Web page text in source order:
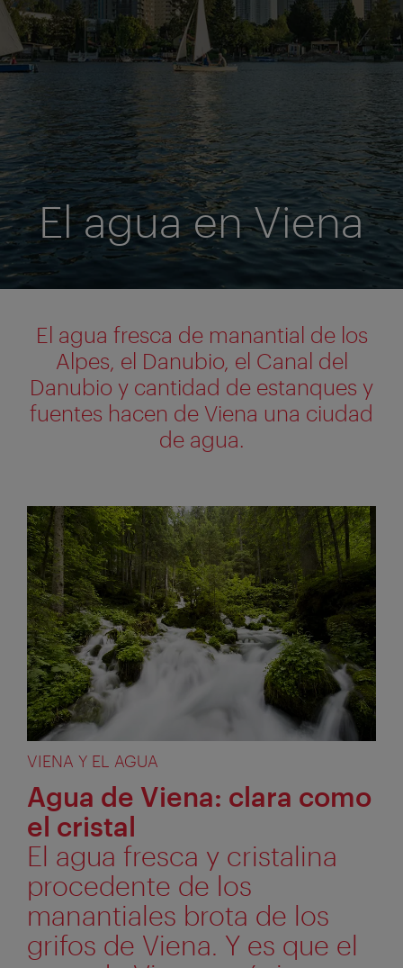
El agua en Viena
El agua fresca de manantial de los
Alpes, el Danubio, el Canal del
Danubio y cantidad de estanques y
fuentes hacen de Viena una ciudad
de agua.
VIENA Y EL AGUA
Agua de Viena: clara como
el cristal
El agua fresca y cristalina
procedente de los
manantiales brota de los
grifos de Viena. Y es que el